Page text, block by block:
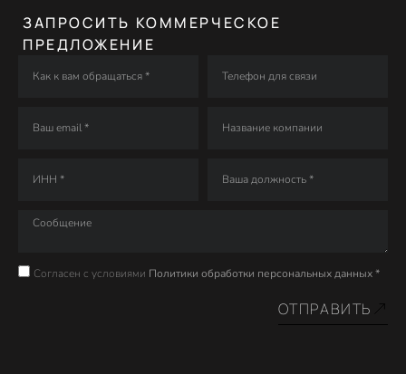
ЗАПРОСИТЬ КОММЕРЧЕСКОЕ
ПРЕДЛОЖЕНИЕ
Согласен с условиями Политики обработки персональных данных *
ОТПРАВИТЬ